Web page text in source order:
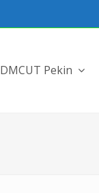
DMCUT Pekin